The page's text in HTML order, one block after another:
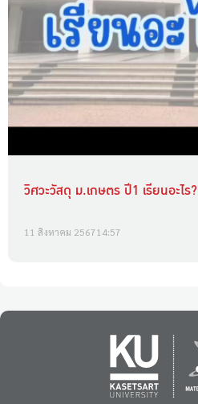
วิศวะวัสดุ ม.เกษตร ปี1 เรียนอะไร?
11 สิงหาคม 256714:57